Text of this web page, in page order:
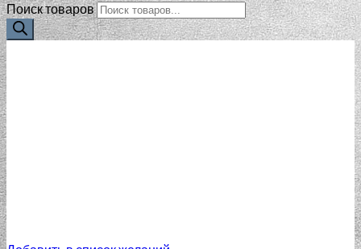
Поиск товаров